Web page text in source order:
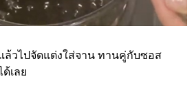
ล้วไปจัดแต่งใส่จาน ทานคู่กับซอส
เลย